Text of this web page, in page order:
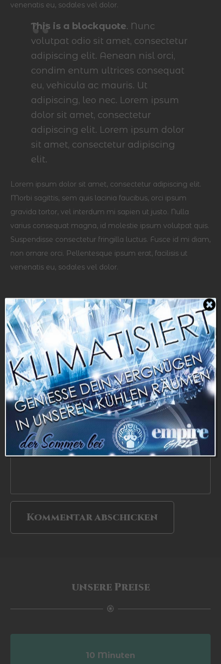
venenatis eu, sodales vel dolor.
This is a blockquote. Nunc
volutpat odio sit amet, consectetur
adipiscing elit. Aenean nisl orci,
condim entum ultrices consequat
eu, vehicula ac mauris. Ut
adipiscing, leo nec. Lorem ipsum
dolor sit amet, consectetur
adipiscing elit. Lorem ipsum dolor
sit amet, consectetur adipiscing
elit.
Lorem ipsum dolor sit amet, consectetur adipiscing elit.
Morbi sagittis, sem quis lacinia faucibus, orci ipsum
gravida tortor, vel interdum mi sapien ut justo. Nulla
varius consequat magna, id molestie ipsum volutpat quis.
Suspendisse consectetur fringilla luctus. Fusce id mi diam,
non ornare orci. Pellentesque ipsum erat, facilisis ut
venenatis eu, sodales vel dolor.
Schreibe einen Kommentar
Deine E-Mail-Adresse wird nicht veröffentlicht.
Erforderliche Felder sind mit
markiert
Name *
E-Mail*
unsere Preise
10 Minuten